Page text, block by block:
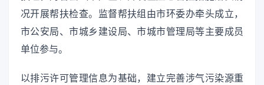
况开展帮扶检查。监督帮扶组由市环委办牵头成立，
市公安局、市城乡建设局、市城市管理局等主要成员
单位参与。
以排污许可管理信息为基础，建立完善涉气污染源重